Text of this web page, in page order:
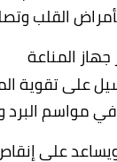
القلب
على تقوية
مواسم البرد